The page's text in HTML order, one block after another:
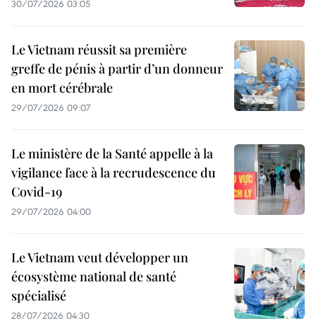
30/07/2026 03:05
Le Vietnam réussit sa première
greffe de pénis à partir d’un donneur
en mort cérébrale
29/07/2026 09:07
Le ministère de la Santé appelle à la
vigilance face à la recrudescence du
Covid-19
29/07/2026 04:00
Le Vietnam veut développer un
écosystème national de santé
spécialisé
28/07/2026 04:30